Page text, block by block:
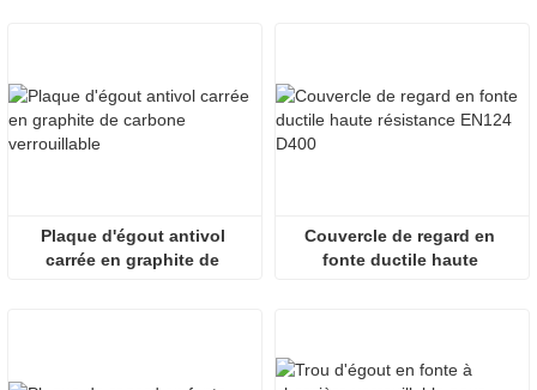
Plaque d'égout antivol
carrée en graphite de
Couvercle de regard en
fonte ductile haute